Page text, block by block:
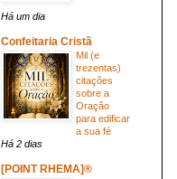
Há um dia
Confeitaria Cristã
Mil (e
trezentas)
citações
sobre a
Oração
para edificar
a sua fé
Há 2 dias
[POINT RHEMA]®